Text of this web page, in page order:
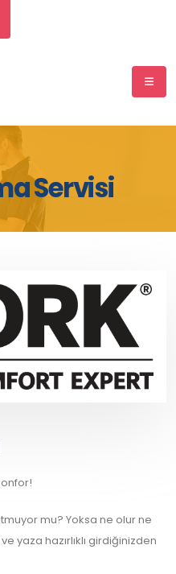
Servisi
mu? Yoksa ne olur ne
yaza hazırlıklı girdiğinizden